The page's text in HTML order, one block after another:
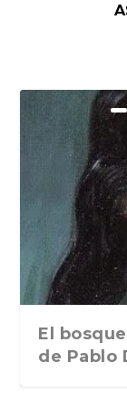
El
de Pablo